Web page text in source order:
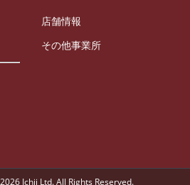
店舗情報
その他事業所
Ichii Ltd. All Rights Reserved.